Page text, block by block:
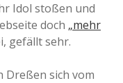
Idol stoßen und
doch „mehr
gefällt sehr.
Dreßen sich vom